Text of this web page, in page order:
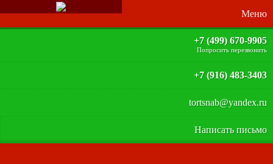
+7 (499) 670-9905
Попросить перезвонить
+7 (916) 483-3403
tortsnab@yandex.ru
Написать письмо